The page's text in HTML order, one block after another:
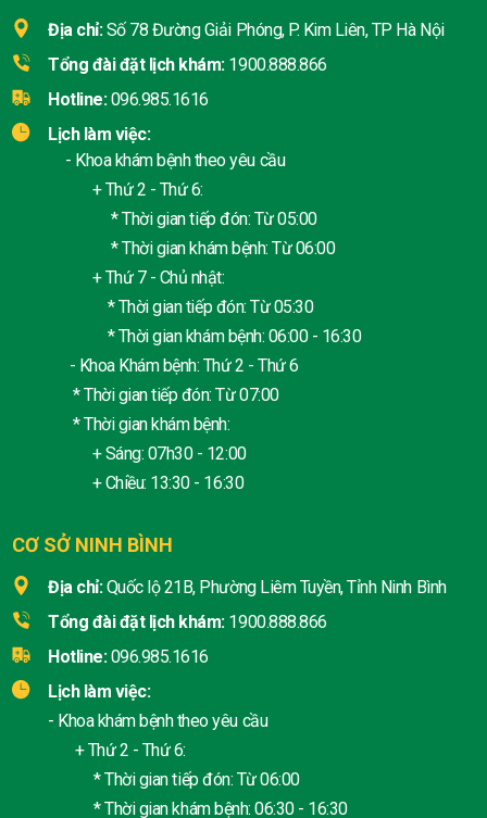
Địa chỉ: Số 78 Đường Giải Phóng, P. Kim Liên, TP Hà Nội
Tổng đài đặt lịch khám: 1900.888.866
Hotline: 096.985.1616
Lịch làm việc:
- Khoa khám bệnh theo yêu cầu
+ Thứ 2 - Thứ 6:
* Thời gian tiếp đón: Từ 05:00
* Thời gian khám bệnh: Từ 06:00
+ Thứ 7 - Chủ nhật:
* Thời gian tiếp đón: Từ 05:30
* Thời gian khám bệnh: 06:00 - 16:30
- Khoa Khám bệnh: Thứ 2 - Thứ 6
* Thời gian tiếp đón: Từ 07:00
* Thời gian khám bệnh:
+ Sáng: 07h30 - 12:00
+ Chiều: 13:30 - 16:30
CƠ SỞ NINH BÌNH
Địa chỉ: Quốc lộ 21B, Phường Liêm Tuyền, Tỉnh Ninh Bình
Tổng đài đặt lịch khám: 1900.888.866
Hotline: 096.985.1616
Lịch làm việc:
- Khoa khám bệnh theo yêu cầu
+ Thứ 2 - Thứ 6:
* Thời gian tiếp đón: Từ 06:00
* Thời gian khám bệnh: 06:30 - 16:30